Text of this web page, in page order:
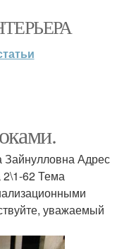
Адрес
2\1-62 Тема
уважаемый